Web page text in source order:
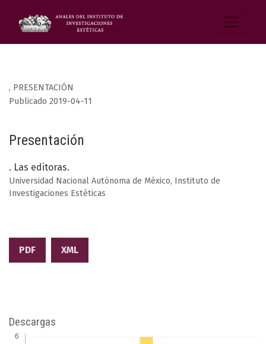
, PRESENTACIÓN
Presentación
Publicado 2019-04-11
. Las editoras.
Universidad Nacional Autónoma de México, Instituto de
Investigaciones Estéticas
PDF XML
Descargas